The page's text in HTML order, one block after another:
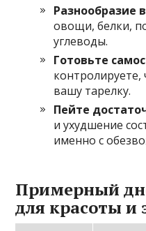
Разнообразие
овощи, белки,
углеводы.
Готовьте
вашу тарелку.
Пейте
и ухудшение
именно с
Примерный
для красоты и